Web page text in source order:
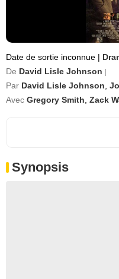
Date de sortie inconnue |
De David Lisle Johnson
Par David Lisle Johnson
Avec Gregory Smith Zack
Synopsis